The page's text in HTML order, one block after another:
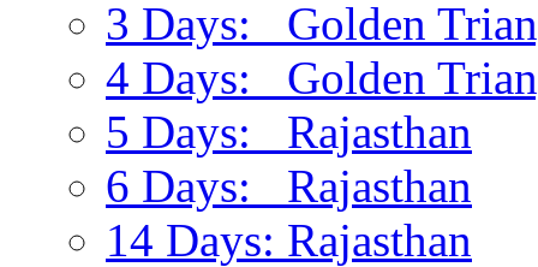
3 Days: Golden
4 Days: Golden
5 Days: Rajasthan
6 Days: Rajasthan
14 Days: Rajasthan